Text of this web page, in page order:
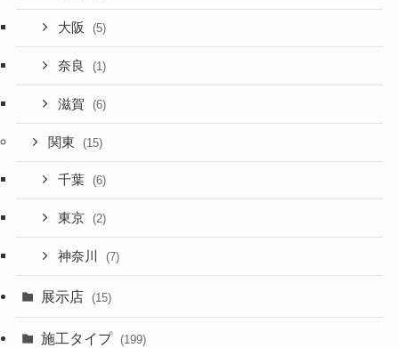
大阪 (5)
奈良 (1)
滋賀 (6)
関東 (15)
千葉 (6)
東京 (2)
神奈川 (7)
展示店 (15)
施工タイプ (199)